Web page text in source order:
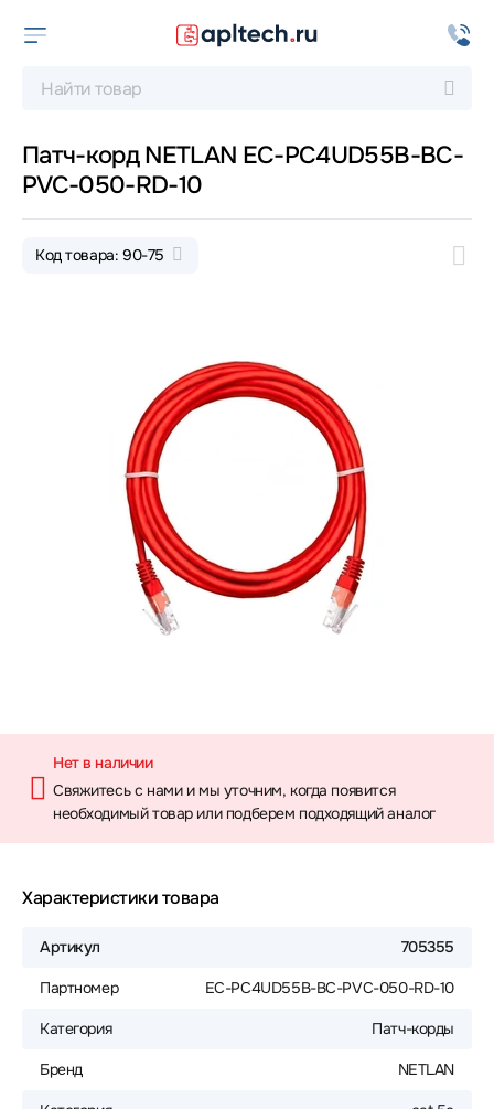
Патч-корд NETLAN EC-PC4UD55B-BC-
PVC-050-RD-10
Код товара: 90-75
Нет в наличии
Свяжитесь с нами и мы уточним, когда появится
необходимый товар или подберем подходящий аналог
Характеристики товара
Артикул 705355
Партномер EC-PC4UD55B-BC-PVC-050-RD-10
Категория Патч-корды
Бренд NETLAN